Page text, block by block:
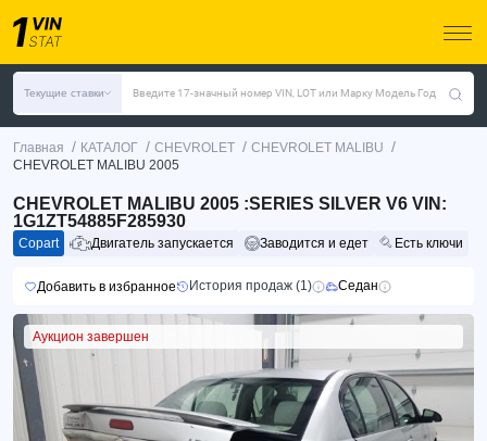
Текущие ставки Введите 17-значный номер VIN, LOT или Марку Модель Год
Главная / КАТАЛОГ / CHEVROLET / CHEVROLET MALIBU /
CHEVROLET MALIBU 2005
CHEVROLET MALIBU 2005 :SERIES SILVER V6 VIN:
1G1ZT54885F285930
Copart Двигатель запускается Заводится и едет Есть ключи
Добавить в избранное История продаж (1) Седан
Аукцион завершен